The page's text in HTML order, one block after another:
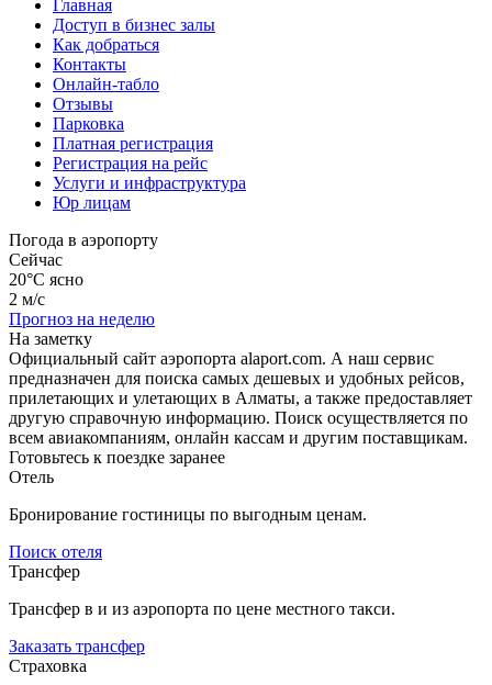
Главная
Доступ в бизнес залы
Как добраться
Контакты
Онлайн-табло
Отзывы
Парковка
Платная регистрация
Регистрация на рейс
Услуги и инфраструктура
Юр лицам
Погода в аэропорту
Сейчас
20°C ясно
2 м/с
Прогноз на неделю
На заметку
Официальный сайт аэропорта alaport.com. А наш сервис
предназначен для поиска самых дешевых и удобных рейсов,
прилетающих и улетающих в Алматы, а также предоставляет
другую справочную информацию. Поиск осуществляется по
всем авиакомпаниям, онлайн кассам и другим поставщикам.
Готовьтесь к поездке заранее
Отель
Бронирование гостиницы по выгодным ценам.
Поиск отеля
Трансфер
Трансфер в и из аэропорта по цене местного такси.
Заказать трансфер
Страховка